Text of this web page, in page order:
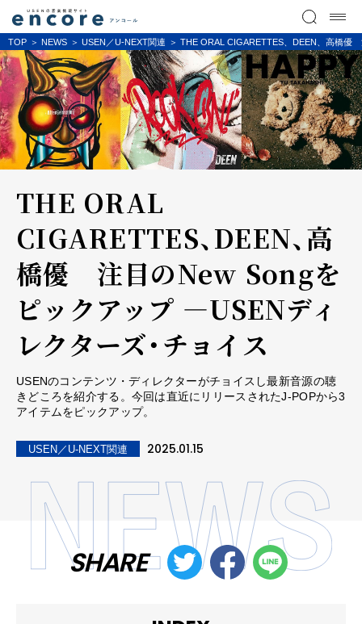
TOP NEWS USEN／U-NEXT関連 THE ORAL CIGARETTES、DEEN、高橋優
THE ORAL
CIGARETTES、DEEN、高
橋優 注目のNew Songを
ピックアップ ―USENディ
レクターズ・チョイス
USENのコンテンツ・ディレクターがチョイスし最新音源の聴
きどころを紹介する。今回は直近にリリースされたJ-POPから3
アイテムをピックアップ。
USEN／U-NEXT関連 2025.01.15
SHARE